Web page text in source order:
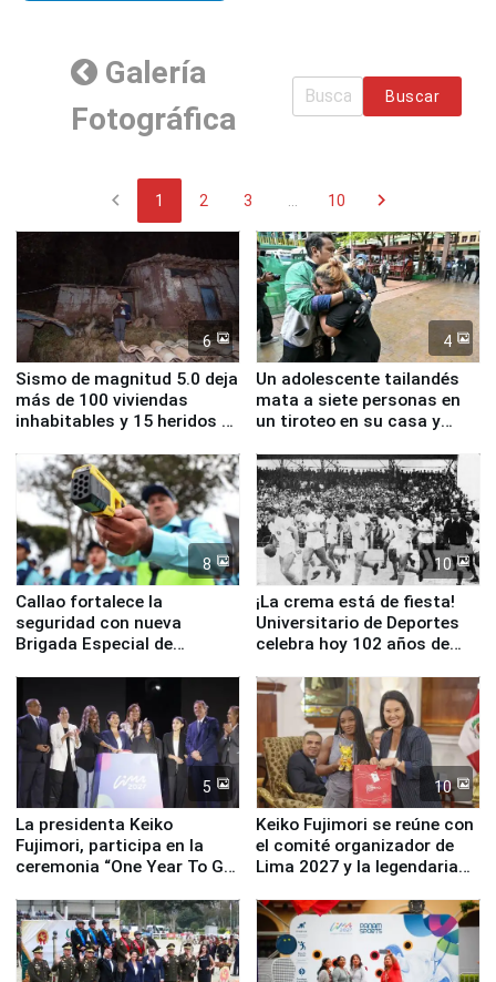
Galería
Fotográfica
Buscar
chevron_left 1 2 3 10 chevron_right
6
Sismo de magnitud 5.0 deja
más de 100 viviendas
inhabitables y 15 heridos en
4
Un adolescente tailandés
mata a siete personas en
un tiroteo en su casa y
8
Callao fortalece la
seguridad con nueva
Brigada Especial de
equipamiento para
Serenazgo
10
¡La crema está de fiesta!
Universitario de Deportes
celebra hoy 102 años de
5
La presidenta Keiko
Fujimori, participa en la
ceremonia “One Year To Go
10
Keiko Fujimori se reúne con
el comité organizador de
Lima 2027 y la legendaria